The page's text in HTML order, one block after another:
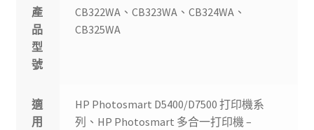
產
品
型
號
CB322WA、CB323WA、CB324WA、
CB325WA
適
用
HP Photosmart D5400/D7500 打印機系
列、HP Photosmart 多合一打印機 –